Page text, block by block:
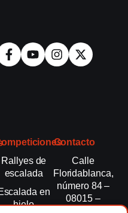
Rallyes de
escalada
en
hielo
Contacto
Calle
Floridablanca,
número 84 –
08015 –